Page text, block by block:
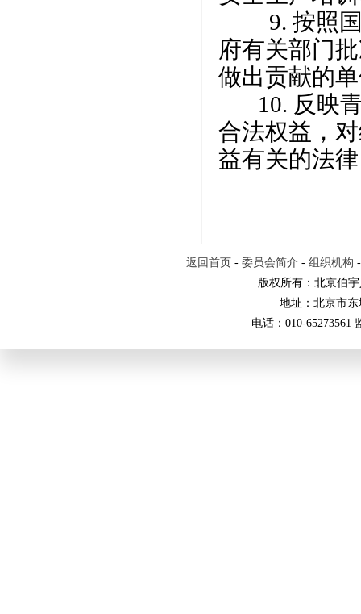
9. 按照国
府有关部门
做出贡献的
10. 反映青
合法权益，
益有关的法
返回首页 -委员会简介 -组织机构
版权所有：北京伯
地址：北京市
电话：010-65273561